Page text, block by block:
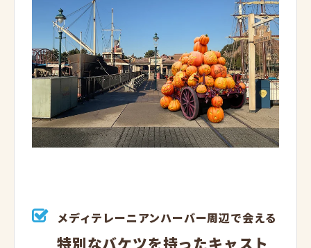
メディテレーニアンハーバー周辺で会える
特別なバケツを持ったキャスト